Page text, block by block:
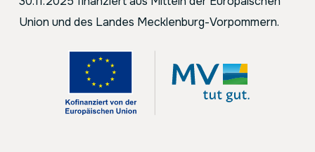
Union und des Landes Mecklenburg-Vorpommern.